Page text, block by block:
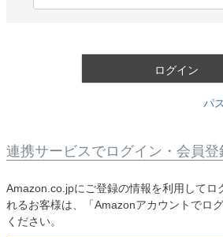
ログイン
パ
連携サービスでログイン・会員登
Amazon.co.jpにご登録の情報を利用してロ
れるお客様は、「Amazonアカウントでロ
ください。